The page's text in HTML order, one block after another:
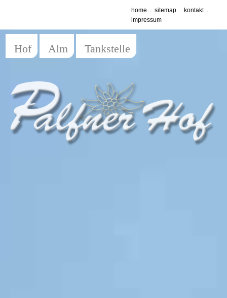
home .sitemap . kontakt.
impressum
Hof Alm Tankstelle